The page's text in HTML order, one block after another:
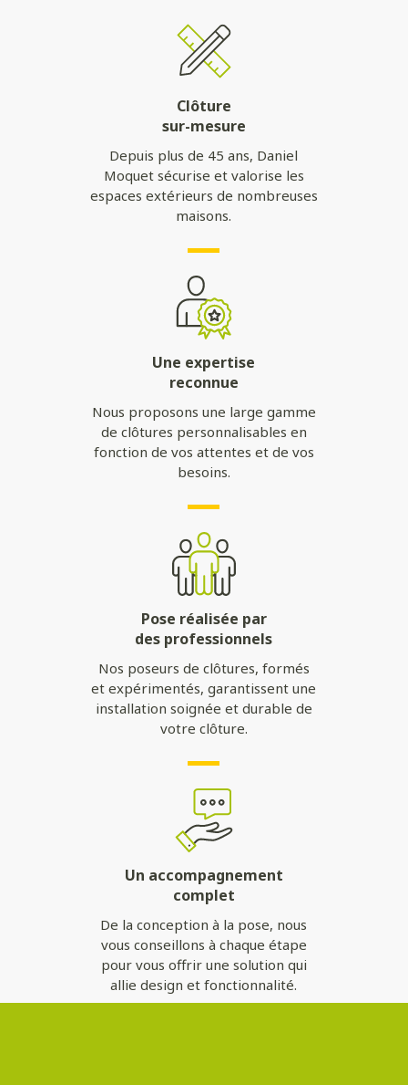
Clôture
sur-mesure
Depuis plus de 45 ans, Daniel
Moquet sécurise et valorise les
espaces extérieurs de nombreuses
maisons.
Une expertise
reconnue
Nous proposons une large gamme
de clôtures personnalisables en
fonction de vos attentes et de vos
besoins.
Pose réalisée par
des professionnels
Nos poseurs de clôtures, formés
et expérimentés, garantissent une
installation soignée et durable de
votre clôture.
Un accompagnement
complet
De la conception à la pose, nous
vous conseillons à chaque étape
pour vous offrir une solution qui
allie design et fonctionnalité.